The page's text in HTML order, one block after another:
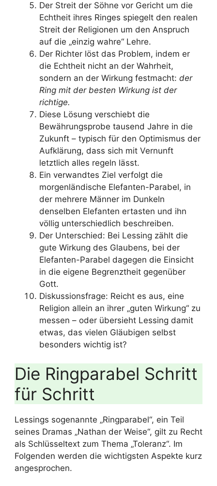
Der Streit der Söhne vor Gericht um die
Echtheit ihres Ringes spiegelt den realen
Streit der Religionen um den Anspruch
auf die „einzig wahre“ Lehre.
Der Richter löst das Problem, indem er
die Echtheit nicht an der Wahrheit,
sondern an der Wirkung festmacht: der
Ring mit der besten Wirkung ist der
richtige.
Diese Lösung verschiebt die
Bewährungsprobe tausend Jahre in die
Zukunft – typisch für den Optimismus der
Aufklärung, dass sich mit Vernunft
letztlich alles regeln lässt.
Ein verwandtes Ziel verfolgt die
morgenländische Elefanten-Parabel, in
der mehrere Männer im Dunkeln
denselben Elefanten ertasten und ihn
völlig unterschiedlich beschreiben.
Der Unterschied: Bei Lessing zählt die
gute Wirkung des Glaubens, bei der
Elefanten-Parabel dagegen die Einsicht
in die eigene Begrenztheit gegenüber
Gott.
Diskussionsfrage: Reicht es aus, eine
Religion allein an ihrer „guten Wirkung“ zu
messen – oder übersieht Lessing damit
etwas, das vielen Gläubigen selbst
besonders wichtig ist?
Die Ringparabel Schritt
für Schritt
Lessings sogenannte „Ringparabel“, ein Teil
seines Dramas „Nathan der Weise“, gilt zu Recht
als Schlüsseltext zum Thema „Toleranz“. Im
Folgenden werden die wichtigsten Aspekte kurz
angesprochen.